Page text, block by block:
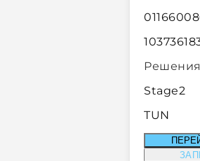
Stage2
TUN